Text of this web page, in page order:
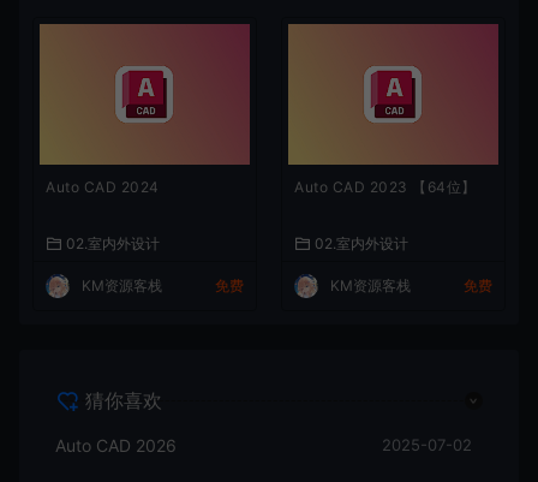
Auto CAD 2024
02.室内外设计
KM资源客栈 免费
Auto CAD 2023 【64位】
02.室内外设计
KM资源客栈 免费
猜你喜欢
Auto CAD 2026 2025-07-02